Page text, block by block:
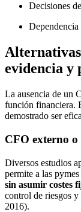
Decisiones
evidencia y
La ausencia de un
función financiera.
demostrado ser
CFO externo o
Diversos estudios
permite a las pymes
sin asumir costes
control de riesgos
2016).